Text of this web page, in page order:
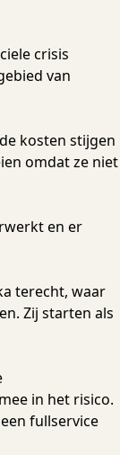
crisis
van
kosten stijgen
omdat ze niet
en er
terecht, waar
Zij starten als
in het risico.
fullservice